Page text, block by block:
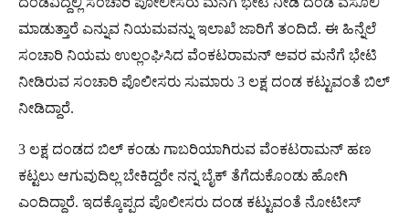
ಮಾಡುತ್ತಾರೆ ಎನ್ನುವ ನಿಯಮವನ್ನು ಇಲಾಖೆ ಜಾರಿಗೆ ತಂದಿದೆ. ಈ ಹಿನ್ನೆಲೆ
ಸಂಚಾರಿ ನಿಯಮ ಉಲ್ಲಂಘಿಸಿದ ವೆಂಕಟರಾಮನ್​ ಅವರ ಮನೆಗೆ ಭೇಟಿ
ನೀಡಿರುವ ಸಂಚಾರಿ ಪೊಲೀಸರು ಸುಮಾರು 3 ಲಕ್ಷ ದಂಡ ಕಟ್ಟುವಂತೆ ಬಿಲ್​
ನೀಡಿದ್ದಾರೆ.
3 ಲಕ್ಷ ದಂಡದ ಬಿಲ್ ಕಂಡು ಗಾಬರಿಯಾಗಿರುವ ವೆಂಕಟರಾಮನ್ ಹಣ
ಕಟ್ಟಲು ಆಗುವುದಿಲ್ಲ ಬೇಕಿದ್ದರೇ ನನ್ನ ಬೈಕ್ ತೆಗೆದುಕೊಂಡು ಹೋಗಿ
ಎಂದಿದ್ದಾರೆ. ಇದಕ್ಕೊಪ್ಪದ ಪೊಲೀಸರು ದಂಡ ಕಟ್ಟುವಂತೆ ನೋಟೀಸ್​